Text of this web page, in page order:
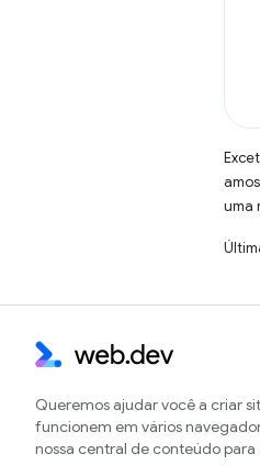
uma
Queremos ajudar você a criar
funcionem em vários
nossa central de conteúdo